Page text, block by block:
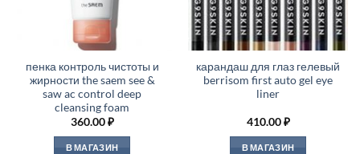
пенка контроль чистоты и
жирности the saem see &
saw ac control deep
cleansing foam
360.00₽
В МАГАЗИН
карандаш для глаз гелевый
berrisom first auto gel eye
liner
410.00₽
В МАГАЗИН